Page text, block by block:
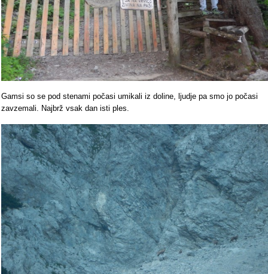
Gamsi so se pod stenami počasi umikali iz doline, ljudje pa smo jo počasi
zavzemali. Najbrž vsak dan isti ples.